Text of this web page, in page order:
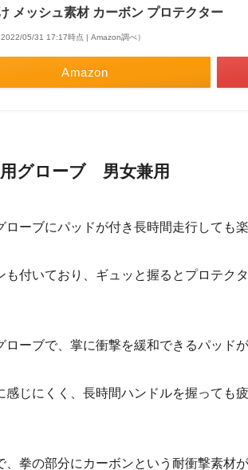
メッシュ素材 カーボン プロテクター
2022/05/31 17:17時点 | Amazon調べ）
Amazon
用グローブ 男女兼用
ーブにパッドが付き長時間走行しても
も付いており、ギュッと握るとプロテク
ーブで、掌に衝撃を緩和できるパッドが
感じにくく、長時間ハンドルを握っても
拳の部分にカーボンという耐衝撃素材